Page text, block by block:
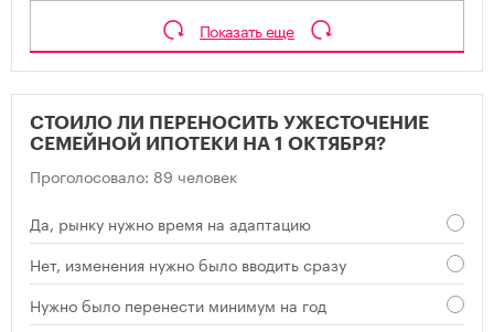
Показать еще
СТОИЛО ЛИ ПЕРЕНОСИТЬ УЖЕСТОЧЕНИЕ
СЕМЕЙНОЙ ИПОТЕКИ НА 1 ОКТЯБРЯ?
Проголосовало: 89 человек
Да, рынку нужно время на адаптацию
Нет, изменения нужно было вводить сразу
Нужно было перенести минимум на год